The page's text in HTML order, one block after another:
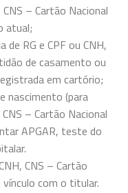
– Cartão Nacional
atual;
de RG e CPF ou CNH,
de casamento ou
em cartório;
nascimento (para
– Cartão Nacional
APGAR, teste do
CNS – Cartão
vínculo com o titular.